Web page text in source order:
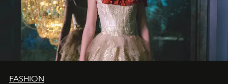
FASHION